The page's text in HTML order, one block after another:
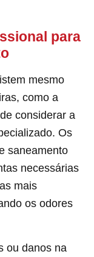
para
mesmo
como a
considerar a
Os
saneamento
necessárias
mais
os odores
ou danos na